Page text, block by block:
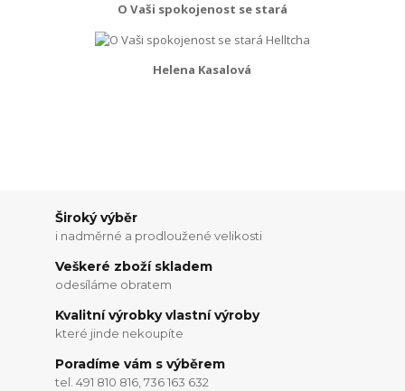
O Vaši spokojenost se stará
Helena Kasalová
Široký výběr
i nadměrné a prodloužené velikosti
Veškeré zboží skladem
odesíláme obratem
Kvalitní výrobky vlastní výroby
které jinde nekoupíte
Poradíme vám s výběrem
tel. 491 810 816, 736 163 632